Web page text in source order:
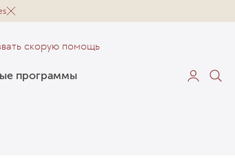
скорую помощь
программы